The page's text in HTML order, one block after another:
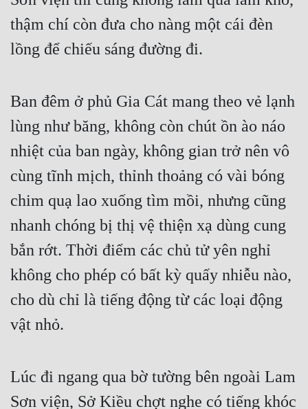
Cổ Đại
Dã Sử
Dị Giới
Dị Năng
Gia Đấu
Góc Nhìn Nam
Góc Nhìn Nữ
Huyền Ảo
Hệ Thống
Học Đường
thậm chí còn đưa cho nàng một cái đèn
lồng để chiếu sáng đường đi.
Ban đêm ở phủ Gia Cát mang theo vẻ lạnh
lùng như băng, không còn chút ồn ào náo
nhiệt của ban ngày, không gian trở nên vô
cùng tĩnh mịch, thỉnh thoảng có vài bóng
chim quạ lao xuống tìm mồi, nhưng cũng
nhanh chóng bị thị vệ thiện xạ dùng cung
bắn rớt. Thời điểm các chủ tử yên nghỉ
không cho phép có bất kỳ quấy nhiễu nào,
cho dù chỉ là tiếng động từ các loại động
vật nhỏ.
Lúc đi ngang qua bờ tường bên ngoài Lam
Sơn viện, Sở Kiều chợt nghe có tiếng khóc